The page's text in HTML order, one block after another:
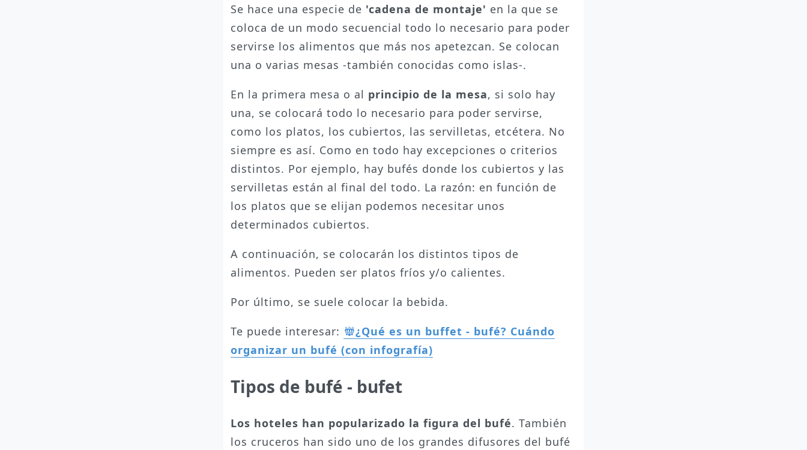
Se hace una especie de 'cadena de montaje' en la que se
coloca de un modo secuencial todo lo necesario para poder
servirse los alimentos que más nos apetezcan. Se colocan
una o varias mesas -también conocidas como islas-.
En la primera mesa o al principio de la mesa, si solo hay
una, se colocará todo lo necesario para poder servirse,
como los platos, los cubiertos, las servilletas, etcétera. No
siempre es así. Como en todo hay excepciones o criterios
distintos. Por ejemplo, hay bufés donde los cubiertos y las
servilletas están al final del todo. La razón: en función de
los platos que se elijan podemos necesitar unos
determinados cubiertos.
A continuación, se colocarán los distintos tipos de
alimentos. Pueden ser platos fríos y/o calientes.
Por último, se suele colocar la bebida.
Te puede interesar:
¿Qué es un buffet - bufé? Cuándo
organizar un bufé (con infografía)
Tipos de bufé - bufet
Los hoteles han popularizado la figura del bufé. También
los cruceros han sido uno de los grandes difusores del bufé